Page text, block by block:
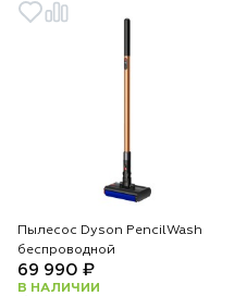
Пылесос Dyson PencilWash
беспроводной
69 990 ₽
В НАЛИЧИИ